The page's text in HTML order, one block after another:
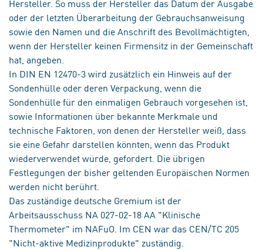
Hersteller. So muss der Hersteller das Datum der Ausgabe
oder der letzten Überarbeitung der Gebrauchsanweisung
sowie den Namen und die Anschrift des Bevollmächtigten,
wenn der Hersteller keinen Firmensitz in der Gemeinschaft
hat, angeben.
In DIN EN 12470-3 wird zusätzlich ein Hinweis auf der
Sondenhülle oder deren Verpackung, wenn die
Sondenhülle für den einmaligen Gebrauch vorgesehen ist,
sowie Informationen über bekannte Merkmale und
technische Faktoren, von denen der Hersteller weiß, dass
sie eine Gefahr darstellen könnten, wenn das Produkt
wiederverwendet würde, gefordert. Die übrigen
Festlegungen der bisher geltenden Europäischen Normen
werden nicht berührt.
Das zuständige deutsche Gremium ist der
Arbeitsausschuss NA 027-02-18 AA "Klinische
Thermometer" im NAFuO. Im CEN war das CEN/TC 205
"Nicht-aktive Medizinprodukte" zuständig.